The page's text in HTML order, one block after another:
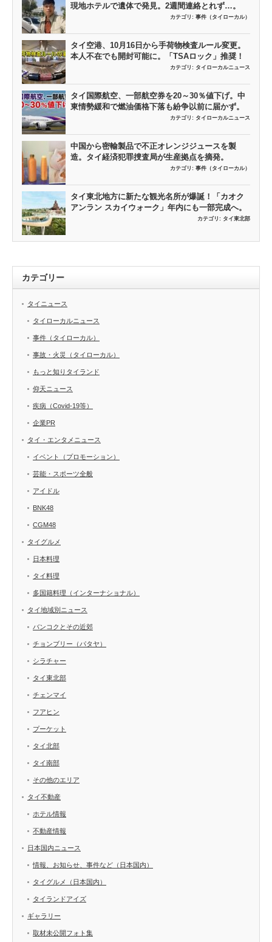
現地ホテルで遺体で発見。2週間連絡とれず…。
カテゴリ: 事件（タイローカル）
タイ空港、10月16日から手荷物検査ルール変更。
本人不在でも開封可能に。「TSAロック」推奨！
カテゴリ: タイローカルニュース
タイ国際航空、一部航空券を20～30％値下げ。中
東情勢緩和で燃油価格下落も紛争以前に届かず。
カテゴリ: タイローカルニュース
中国から密輸製品で不正オレンジジュースを製
造。タイ経済犯罪捜査局が生産拠点を摘発。
カテゴリ: 事件（タイローカル）
タイ東北地方に新たな観光名所が爆誕！「カオク
アンラン スカイウォーク」年内にも一部完成へ。
カテゴリ: タイ東北部
カテゴリー
タイニュース
タイローカルニュース
事件（タイローカル）
事故・火災（タイローカル）
もっと知りタイランド
仰天ニュース
疾病（Covid-19等）
企業PR
タイ・エンタメニュース
イベント（プロモーション）
芸能・スポーツ全般
アイドル
BNK48
CGM48
タイグルメ
日本料理
タイ料理
多国籍料理（インターナショナル）
タイ地域別ニュース
バンコクとその近郊
チョンブリー（パタヤ）
シラチャー
タイ東北部
チェンマイ
フアヒン
プーケット
タイ北部
タイ南部
その他のエリア
タイ不動産
ホテル情報
不動産情報
日本国内ニュース
情報、お知らせ、事件など（日本国内）
タイグルメ（日本国内）
タイランドアイズ
ギャラリー
取材未公開フォト集